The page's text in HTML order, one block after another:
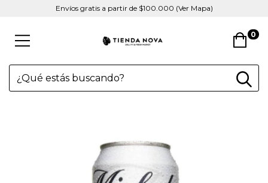
Envíos gratis a partir de $100.000 (Ver Mapa)
0